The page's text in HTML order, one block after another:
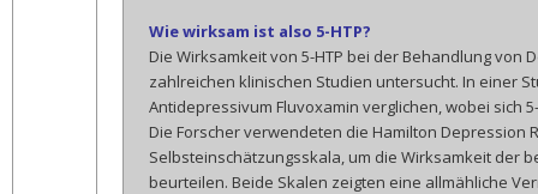
Wie wirksam ist also 5-HTP?
Die Wirksamkeit von 5-HTP bei der Behandlung von
zahlreichen klinischen Studien untersucht. In einer
Antidepressivum Fluvoxamin verglichen, wobei sich
Die Forscher verwendeten die Hamilton Depression
Selbsteinschätzungsskala, um die Wirksamkeit der
beurteilen. Beide Skalen zeigten eine allmähliche